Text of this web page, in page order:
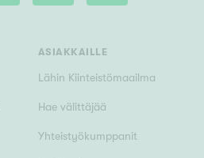
ASIAKKAILLE
Lähin Kiinteistömaailma
Hae välittäjää
Yhteistyökumppanit